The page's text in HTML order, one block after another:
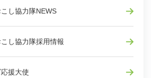
し協力隊NEWS
し協力隊採用情報
援大使